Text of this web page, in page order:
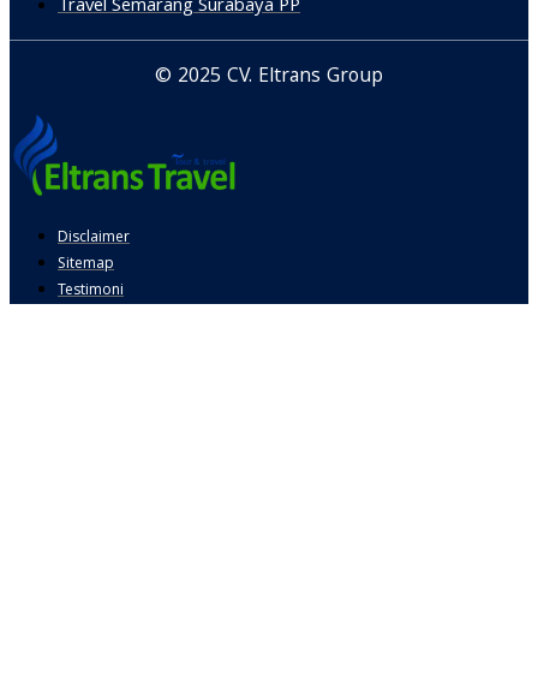
Travel Semarang Surabaya PP
© 2025 CV. Eltrans Group
Disclaimer
Sitemap
Testimoni